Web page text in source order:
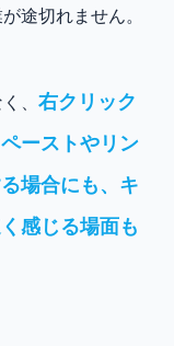
途切れません。
、 右クリック
ーストやリン
場合にも、キ
感じる場面も